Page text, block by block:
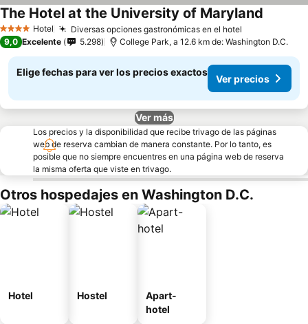
4 EstrellasHotel Diversas opciones gastronómicas en el hotel
The Hotel at the University of Maryland
9,0 Excelente 5.298 College Park, a 12.6 km de: Washington D.C.
Elige fechas para ver los precios exactos
Ver precios
Ver más
Los precios y la disponibilidad que recibe trivago de las páginas
web de reserva cambian de manera constante. Por lo tanto, es
posible que no siempre encuentres en una página web de reserva
la misma oferta que viste en trivago.
Otros hospedajes en Washington D.C.
Hotel Hostel
Apart-
hotel